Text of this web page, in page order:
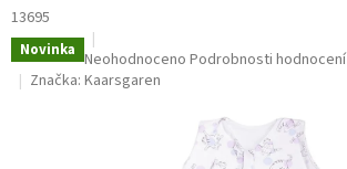
13695
Novinka Průměrné
hodnocení
Neohodnoceno Podrobnosti hodnocení
Značka: Kaarsgaren